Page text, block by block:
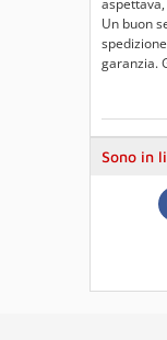
Un buon
garanzia.
Sono in